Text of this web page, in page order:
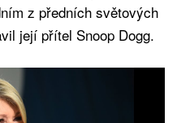
z předních světových
její přítel Snoop Dogg.